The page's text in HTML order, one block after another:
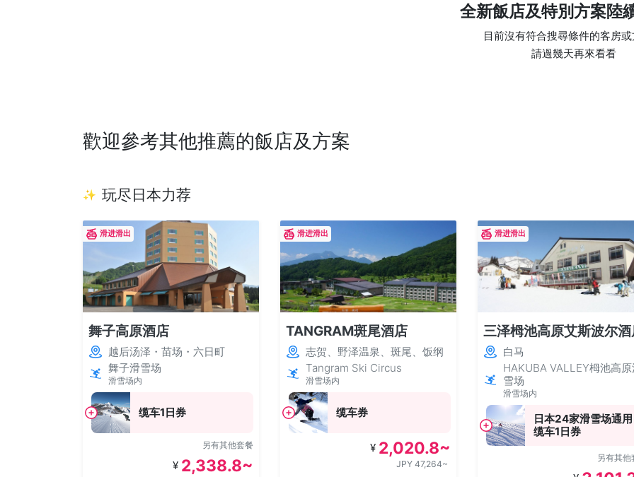
全新飯店及特別方案陸
目前沒有符合搜尋條件的客房或
請過幾天再來看看
歡迎參考其他推薦的飯店及方案
✨ 玩尽日本力荐
滑进滑出
舞子高原酒店
越后汤泽・苗场・六日町
舞子滑雪场
滑雪场内
缆车1日券
另有其他套餐
¥ 2,338.8~
滑进滑出
TANGRAM斑尾酒店
志贺、野泽温泉、斑尾、饭纲
Tangram Ski Circus
滑雪场内
缆车券
¥ 2,020.8~
JPY 47,264~
滑进滑出
三泽栂池高原艾斯波尔
白马
HAKUBA VALLEY栂池高原
雪场
滑雪场内
日本24家滑雪场通用
缆车1日券
另有其他